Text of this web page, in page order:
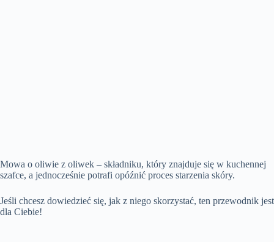
Mowa o oliwie z oliwek – składniku, który znajduje się w kuchennej
szafce, a jednocześnie potrafi opóźnić proces starzenia skóry.
Jeśli chcesz dowiedzieć się, jak z niego skorzystać, ten przewodnik jest
dla Ciebie!